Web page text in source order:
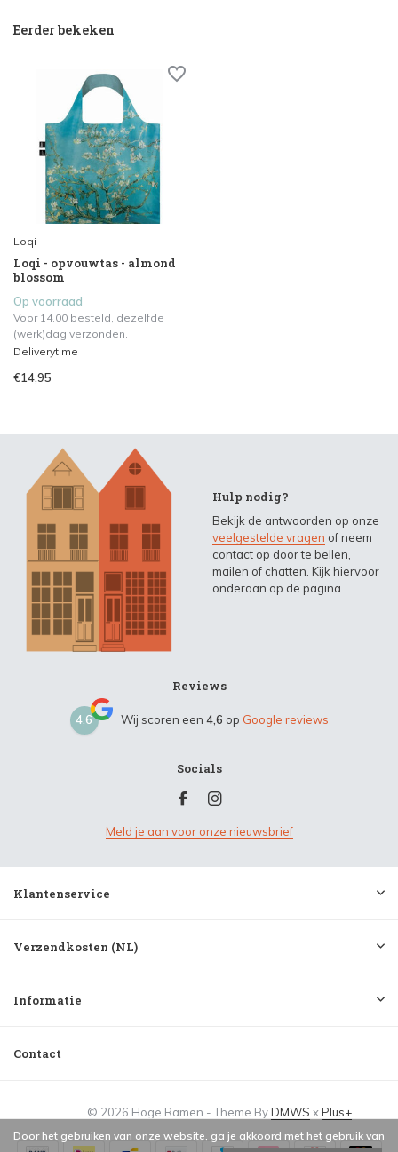
Eerder bekeken
Loqi
Loqi - opvouwtas - almond
blossom
Op voorraad
Voor 14.00 besteld, dezelfde
(werk)dag verzonden.
Deliverytime
€14,95
Hulp nodig?
Bekijk de antwoorden op onze
veelgestelde vragen of neem
contact op door te bellen,
mailen of chatten. Kijk hiervoor
onderaan op de pagina.
Reviews
4,6 Wij scoren een 4,6 op Google reviews
Socials
Meld je aan voor onze nieuwsbrief
Klantenservice
Verzendkosten (NL)
Informatie
Contact
© 2026 Hoge Ramen - Theme ByDMWS xPlus+
Door het gebruiken van onze website, ga je akkoord met het gebruik van